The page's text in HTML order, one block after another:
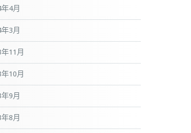
4月
3月
11月
10月
9月
8月